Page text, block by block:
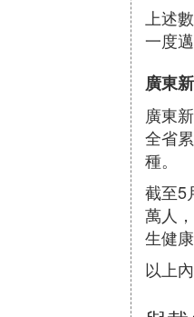
上述
一度
廣東
廣東
全省
種。
截至5
萬人
生健
以上